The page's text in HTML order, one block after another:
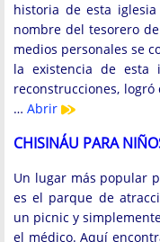
historia de esta
nombre del tesorero
medios personales se
la existencia de esta
reconstrucciones,
… Abrir
CHISINÁU PARA
Un lugar más popular
es el parque de
un picnic y
el médico. Aquí